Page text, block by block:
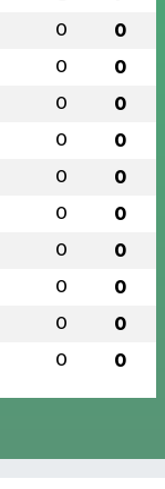
0 0
0 0
0 0
0 0
0 0
0 0
0 0
0 0
0 0
0 0